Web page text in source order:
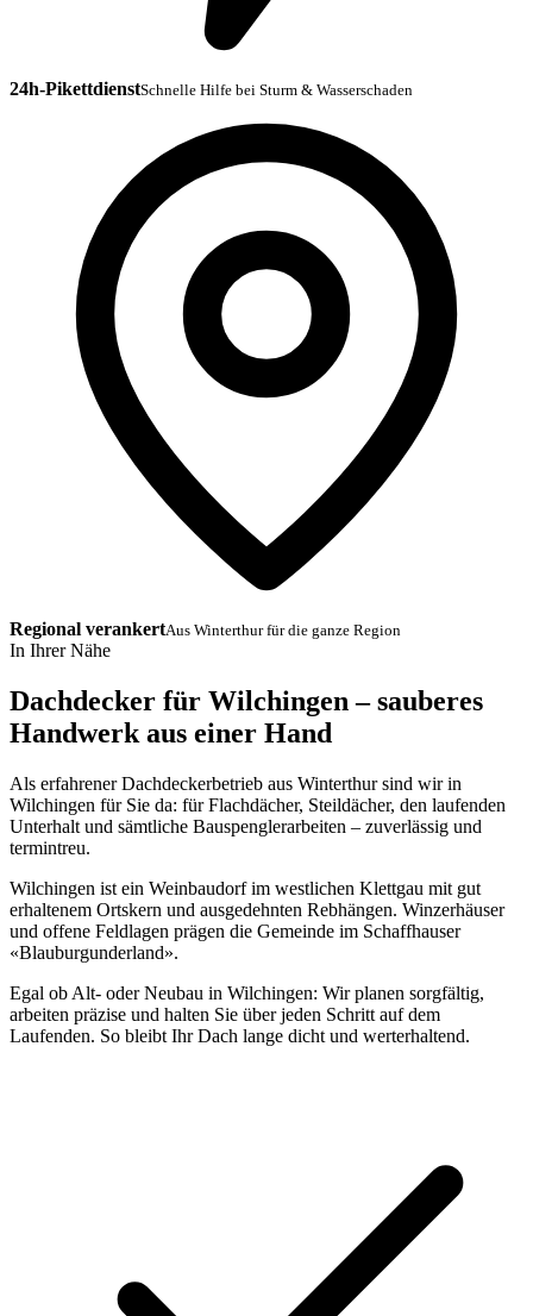
24h-PikettdienstSchnelle Hilfe bei Sturm & Wasserschaden
Regional verankertAus Winterthur für die ganze Region
In Ihrer Nähe
Dachdecker für Wilchingen – sauberes
Handwerk aus einer Hand
Als erfahrener Dachdeckerbetrieb aus Winterthur sind wir in
Wilchingen für Sie da: für Flachdächer, Steildächer, den laufenden
Unterhalt und sämtliche Bauspenglerarbeiten – zuverlässig und
termintreu.
Wilchingen ist ein Weinbaudorf im westlichen Klettgau mit gut
erhaltenem Ortskern und ausgedehnten Rebhängen. Winzerhäuser
und offene Feldlagen prägen die Gemeinde im Schaffhauser
«Blauburgunderland».
Egal ob Alt- oder Neubau in Wilchingen: Wir planen sorgfältig,
arbeiten präzise und halten Sie über jeden Schritt auf dem
Laufenden. So bleibt Ihr Dach lange dicht und werterhaltend.